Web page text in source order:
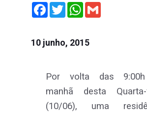
Facebook
TwitterWhatsApp
10 junho, 2015
Por volta das
manhã desta Quarta-
(10/06), uma